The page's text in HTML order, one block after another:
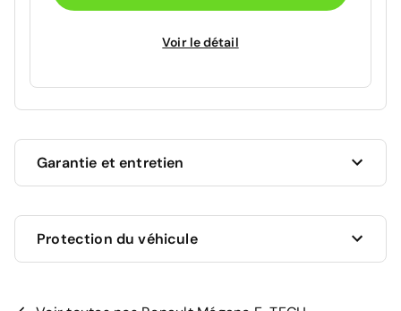
Voir le détail
Garantie et entretien
mois à compter de la date de livraison.
jusqu'a 5 ans. Rapprochez-vous de votre conseiller
Protection du véhicule